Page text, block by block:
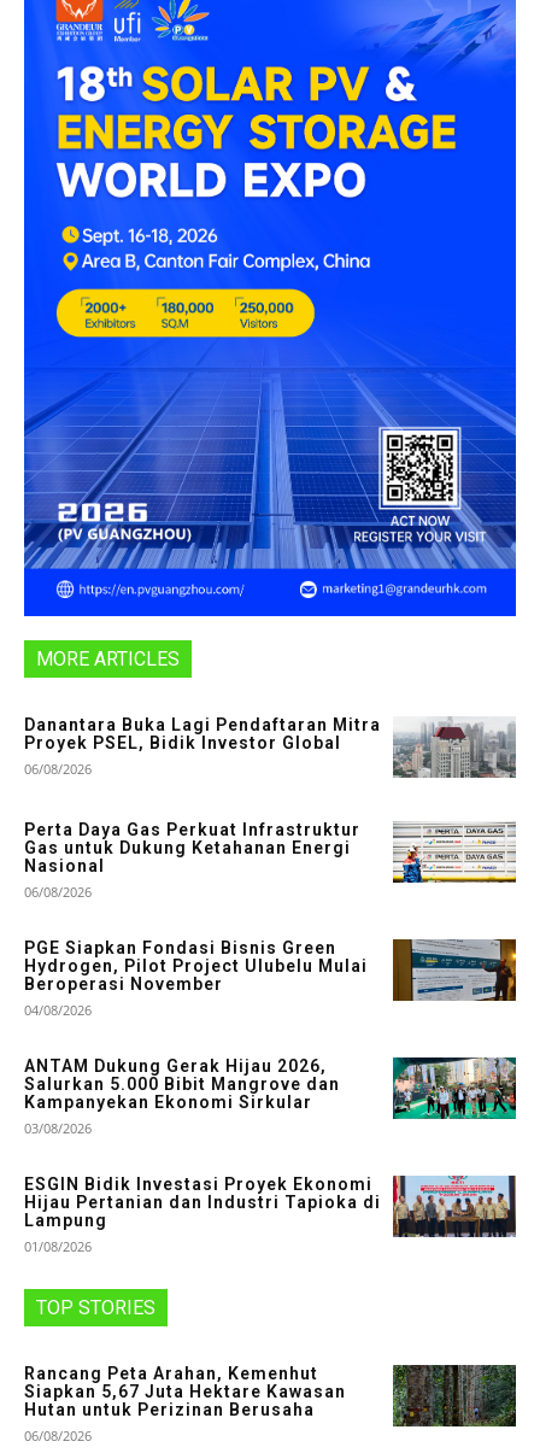
MORE ARTICLES
Danantara Buka Lagi Pendaftaran Mitra
Proyek PSEL, Bidik Investor Global
06/08/2026
Perta Daya Gas Perkuat Infrastruktur
Gas untuk Dukung Ketahanan Energi
Nasional
06/08/2026
PGE Siapkan Fondasi Bisnis Green
Hydrogen, Pilot Project Ulubelu Mulai
Beroperasi November
04/08/2026
ANTAM Dukung Gerak Hijau 2026,
Salurkan 5.000 Bibit Mangrove dan
Kampanyekan Ekonomi Sirkular
03/08/2026
ESGIN Bidik Investasi Proyek Ekonomi
Hijau Pertanian dan Industri Tapioka di
Lampung
01/08/2026
TOP STORIES
Rancang Peta Arahan, Kemenhut
Siapkan 5,67 Juta Hektare Kawasan
Hutan untuk Perizinan Berusaha
06/08/2026